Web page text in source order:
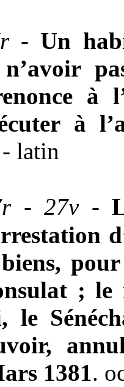
- Un
à
à
- latin
- 27v -
; le
le
1381.